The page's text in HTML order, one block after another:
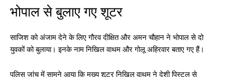
भोपाल से बुलाए गए शूटर
साजिश को अंजाम देने के लिए गौरव दीक्षित और अमन चौहान ने भोपाल से दो
युवकों को बुलाया। इनके नाम निखिल वाथम और गोलू अहिरवार बताए गए हैं।
पुलिस जांच में सामने आया कि मुख्य शूटर निखिल वाथम ने देशी पिस्टल से